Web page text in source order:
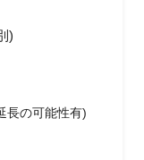
)
長の可能性有)